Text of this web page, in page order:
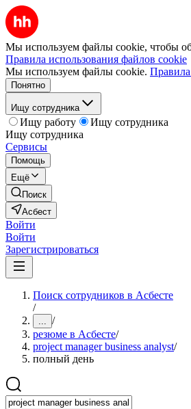
Мы используем файлы cookie, чтобы
Правила использования файлов cookie
Мы используем файлы cookie.
Понятно
Ищу сотрудника
Ищу работу
Ищу сотрудника
Ищу сотрудника
Сервисы
Помощь
Ещё
Поиск
Асбест
Войти
Войти
Зарегистрироваться
Поиск сотрудников в Асбесте
/
... /
резюме в Асбесте/
project manager business analyst/
полный день